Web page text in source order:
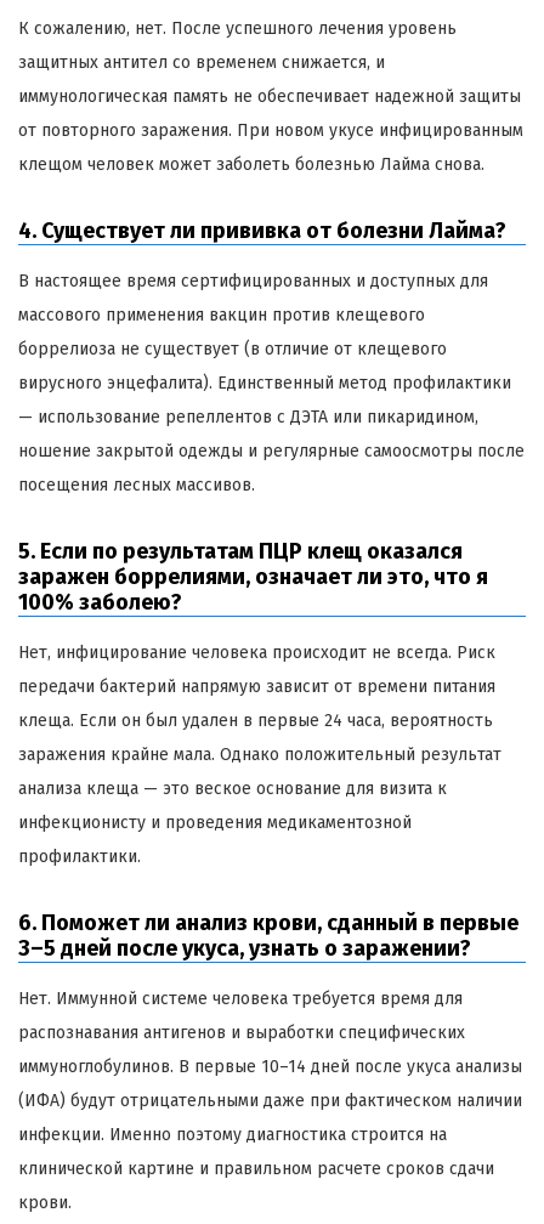
К сожалению, нет. После успешного лечения уровень
защитных антител со временем снижается, и
иммунологическая память не обеспечивает надежной защиты
от повторного заражения. При новом укусе инфицированным
клещом человек может заболеть болезнью Лайма снова.
4. Существует ли прививка от болезни Лайма?
В настоящее время сертифицированных и доступных для
массового применения вакцин против клещевого
боррелиоза не существует (в отличие от клещевого
вирусного энцефалита). Единственный метод профилактики
— использование репеллентов с ДЭТА или пикаридином,
ношение закрытой одежды и регулярные самоосмотры после
посещения лесных массивов.
5. Если по результатам ПЦР клещ оказался
заражен боррелиями, означает ли это, что я
100% заболею?
Нет, инфицирование человека происходит не всегда. Риск
передачи бактерий напрямую зависит от времени питания
клеща. Если он был удален в первые 24 часа, вероятность
заражения крайне мала. Однако положительный результат
анализа клеща — это веское основание для визита к
инфекционисту и проведения медикаментозной
профилактики.
6. Поможет ли анализ крови, сданный в первые
3–5 дней после укуса, узнать о заражении?
Нет. Иммунной системе человека требуется время для
распознавания антигенов и выработки специфических
иммуноглобулинов. В первые 10–14 дней после укуса анализы
(ИФА) будут отрицательными даже при фактическом наличии
инфекции. Именно поэтому диагностика строится на
клинической картине и правильном расчете сроков сдачи
крови.